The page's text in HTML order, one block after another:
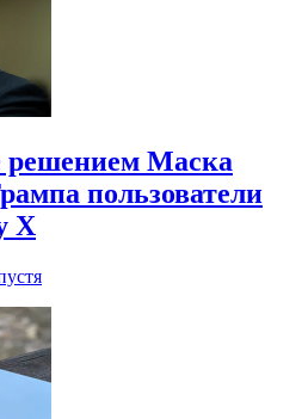
решением Маска
пользователи
X